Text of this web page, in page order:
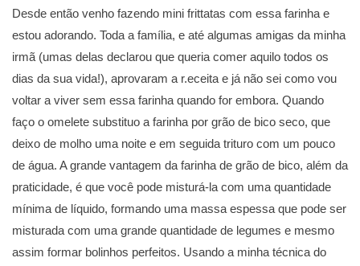
Desde então venho fazendo mini frittatas com essa farinha e
estou adorando. Toda a família, e até algumas amigas da minha
irmã (umas delas declarou que queria comer aquilo todos os
dias da sua vida!), aprovaram a r.eceita e já não sei como vou
voltar a viver sem essa farinha quando for embora. Quando
faço o omelete substituo a farinha por grão de bico seco, que
deixo de molho uma noite e em seguida trituro com um pouco
de água. A grande vantagem da farinha de grão de bico, além da
praticidade, é que você pode misturá-la com uma quantidade
mínima de líquido, formando uma massa espessa que pode ser
misturada com uma grande quantidade de legumes e mesmo
assim formar bolinhos perfeitos. Usando a minha técnica do